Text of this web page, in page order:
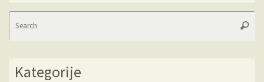
Kategorije